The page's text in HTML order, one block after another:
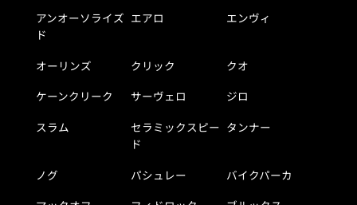
アンオーソライズ
ド
エアロ エンヴィ
オーリンズ クリック
クオ
ケーンクリーク
サーヴェロ
ジロ
スラム
セラミックスピー
ド
タンナー
ノグ パシュレー
バイクパーカ